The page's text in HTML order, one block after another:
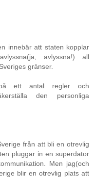
innebär att staten kopplar
avlyssna!) all
gränser.
ett antal regler och
den personliga
från att bli en otrevlig
pluggar in en superdator
Men jag(och
blir en otrevlig plats att